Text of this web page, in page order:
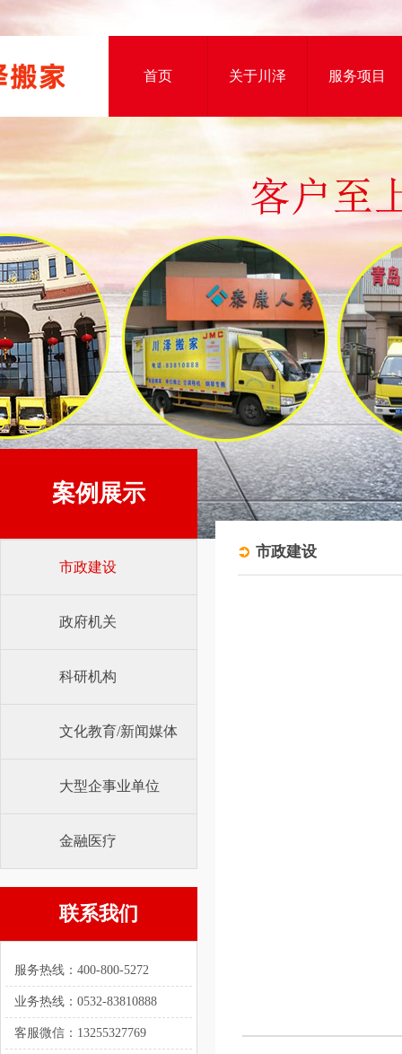
首页 关于川泽 服务项目
案例展示
市政建设
政府机关
科研机构
文化教育/新闻媒体
大型企事业单位
金融医疗
联系我们
服务热线：400-800-5272
业务热线：0532-83810888
客服微信：13255327769
市政建设